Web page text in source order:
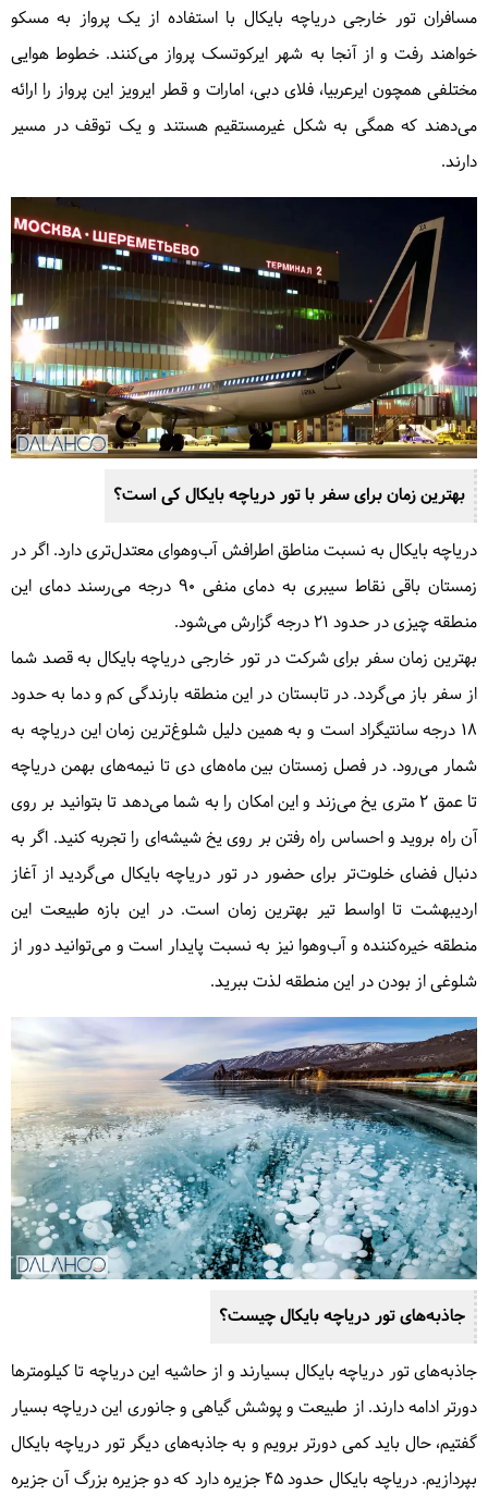
مسافران تور خارجی دریاچه بایکال با استفاده از یک پرواز به مسکو
خواهند رفت و از آنجا به شهر ایرکوتسک پرواز می‌کنند. خطوط هوایی
مختلفی همچون ایرعربیا، فلای دبی، امارات و قطر ایرویز این پرواز را ارائه
می‌دهند که همگی به شکل غیرمستقیم هستند و یک توقف در مسیر
دارند.
بهترین زمان برای سفر با تور دریاچه بایکال کی است؟
دریاچه بایکال به نسبت مناطق اطرافش آب‌وهوای معتدل‌تری دارد. اگر در
زمستان باقی نقاط سیبری به دمای منفی ۹۰ درجه می‌رسند دمای این
منطقه چیزی در حدود ۲۱ درجه گزارش می‌شود.
بهترین زمان سفر برای شرکت در تور خارجی دریاچه بایکال به قصد شما
از سفر باز می‌گردد. در تابستان در این منطقه بارندگی کم و دما به حدود
۱۸ درجه سانتیگراد است و به همین دلیل شلوغ‌ترین زمان این دریاچه به
شمار می‌رود. در فصل زمستان بین ماه‌های دی تا نیمه‌های بهمن دریاچه
تا عمق ۲ متری یخ می‌زند و این امکان را به شما می‌دهد تا بتوانید بر روی
آن راه بروید و احساس راه رفتن بر روی یخ شیشه‌ای را تجربه کنید. اگر به
دنبال فضای خلوت‌تر برای حضور در تور دریاچه بایکال می‌گردید از آغاز
اردیبهشت تا اواسط تیر بهترین زمان است. در این بازه طبیعت این
منطقه خیره‌کننده و آب‌وهوا نیز به نسبت پایدار است و می‌توانید دور از
شلوغی از بودن در این منطقه لذت ببرید.
جاذبه‌های تور دریاچه بایکال چیست؟
جاذبه‌های تور دریاچه بایکال بسیارند و از حاشیه این دریاچه تا کیلومترها
دورتر ادامه دارند. از طبیعت و پوشش گیاهی و جانوری این دریاچه بسیار
گفتیم، حال باید کمی دورتر برویم و به جاذبه‌های دیگر تور دریاچه بایکال
بپردازیم. دریاچه بایکال حدود ۴۵ جزیره دارد که دو جزیره بزرگ آن جزیره